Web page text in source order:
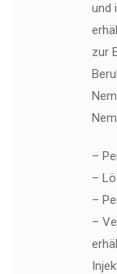
und
zur
–
–
–
–